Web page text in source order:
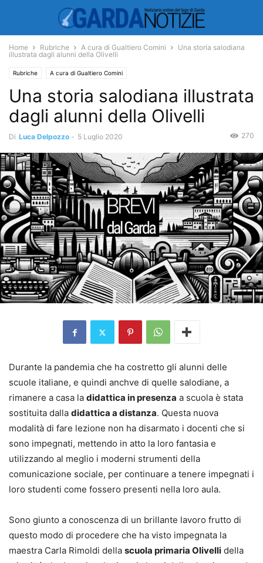
Home Rubriche A cura di Gualtiero Comini
Una storia salodiana
illustrata dagli alunni della Olivelli
Rubriche A cura di Gualtiero Comini
Una storia salodiana illustrata
dagli alunni della Olivelli
Di Luca Delpozzo - 5 Luglio 2020 270
Durante la pandemia che ha costretto gli alunni delle
scuole italiane, e quindi anchve di quelle salodiane, a
rimanere a casa la didattica in presenza a scuola è stata
sostituita dalla didattica a distanza. Questa nuova
modalità di fare lezione non ha disarmato i docenti che si
sono impegnati, mettendo in atto la loro fantasia e
utilizzando al meglio i moderni strumenti della
comunicazione sociale, per continuare a tenere impegnati i
loro studenti come fossero presenti nella loro aula.
Sono giunto a conoscenza di un brillante lavoro frutto di
questo modo di procedere che ha visto impegnata la
maestra Carla Rimoldi della scuola primaria Olivelli della